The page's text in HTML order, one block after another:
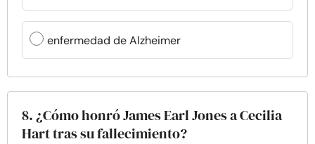
enfermedad de Alzheimer
8. ¿Cómo honró James Earl Jones a Cecilia
Hart tras su fallecimiento?